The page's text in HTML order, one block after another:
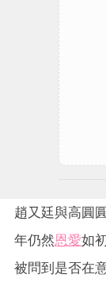
趙又廷與高圓
年仍然恩愛如
被問到是否在